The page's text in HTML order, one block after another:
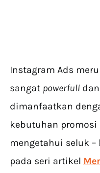
Instagram Ads
sangat powerfull
dimanfaatkan
kebutuhan promosi
mengetahui seluk
pada seri artikel